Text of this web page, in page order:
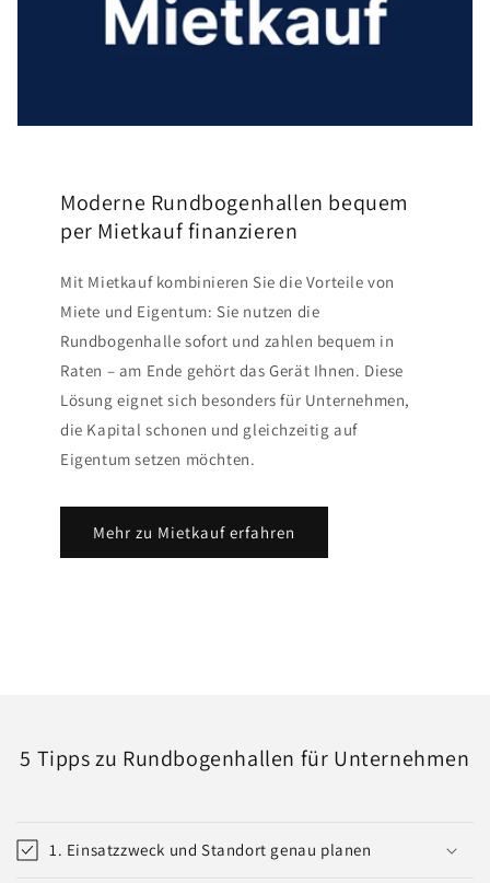
Moderne Rundbogenhallen bequem
per Mietkauf finanzieren
Mit Mietkauf kombinieren Sie die Vorteile von
Miete und Eigentum: Sie nutzen die
Rundbogenhalle sofort und zahlen bequem in
Raten – am Ende gehört das Gerät Ihnen. Diese
Lösung eignet sich besonders für Unternehmen,
die Kapital schonen und gleichzeitig auf
Eigentum setzen möchten.
Mehr zu Mietkauf erfahren
5 Tipps zu Rundbogenhallen für Unternehmen
1. Einsatzzweck und Standort genau planen